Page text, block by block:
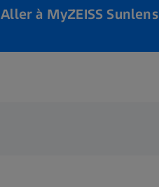
Aller à MyZEISS Sunlens